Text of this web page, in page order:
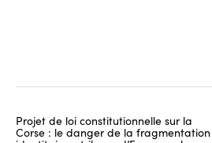
Projet de loi constitutionnelle sur la
Corse : le danger de la fragmentation